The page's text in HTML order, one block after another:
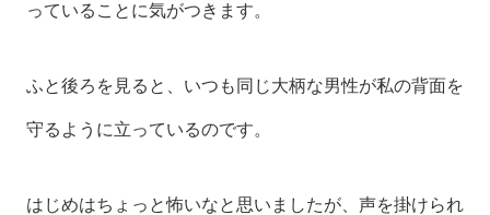
っていることに気がつきます。
ふと後ろを見ると、いつも同じ大柄な男性が私の背面を
守るように立っているのです。
はじめはちょっと怖いなと思いましたが、声を掛けられ